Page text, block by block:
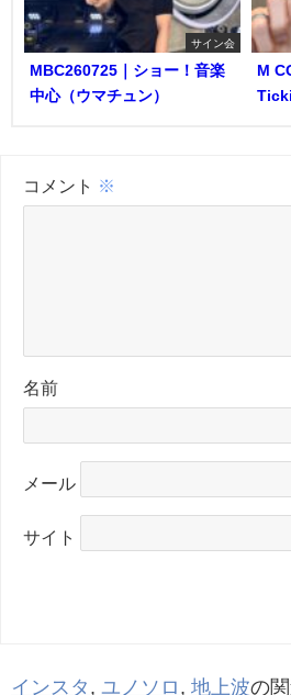
サイン会
MBC260725｜ショー！音楽
中心（ウマチュン）
M
コメント ※
名前
メール
サイト
インスタ ユノソロ 地上波の